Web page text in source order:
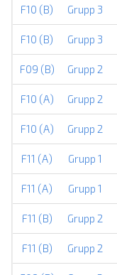
F10 (B) Grupp 3
F10 (B) Grupp 3
F09 (B) Grupp 2
F10 (A) Grupp 2
F10 (A) Grupp 2
F11 (A) Grupp 1
F11 (A) Grupp 1
F11 (B) Grupp 2
F11 (B) Grupp 2